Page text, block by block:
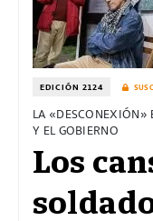
EDICIÓN 2124
LA «DESCONEXIÓN»
Y EL GOBIERNO
Los